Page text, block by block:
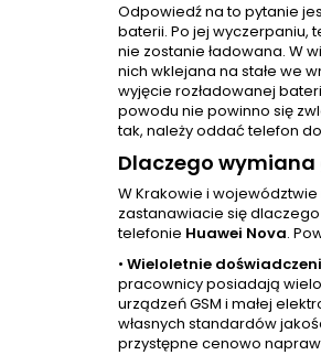
Odpowiedź na to pytanie
baterii. Po jej wyczerpaniu,
nie zostanie ładowana. W
nich wklejana na stałe we
wyjęcie rozładowanej
powodu nie powinno się
tak, należy oddać telefon
Dlaczego wymiana
W Krakowie i
zastanawiacie się
telefonie Huawei Nova.
• Wieloletnie
pracownicy posiadają
urządzeń GSM i małej
własnych standardów
przystępne cenowo